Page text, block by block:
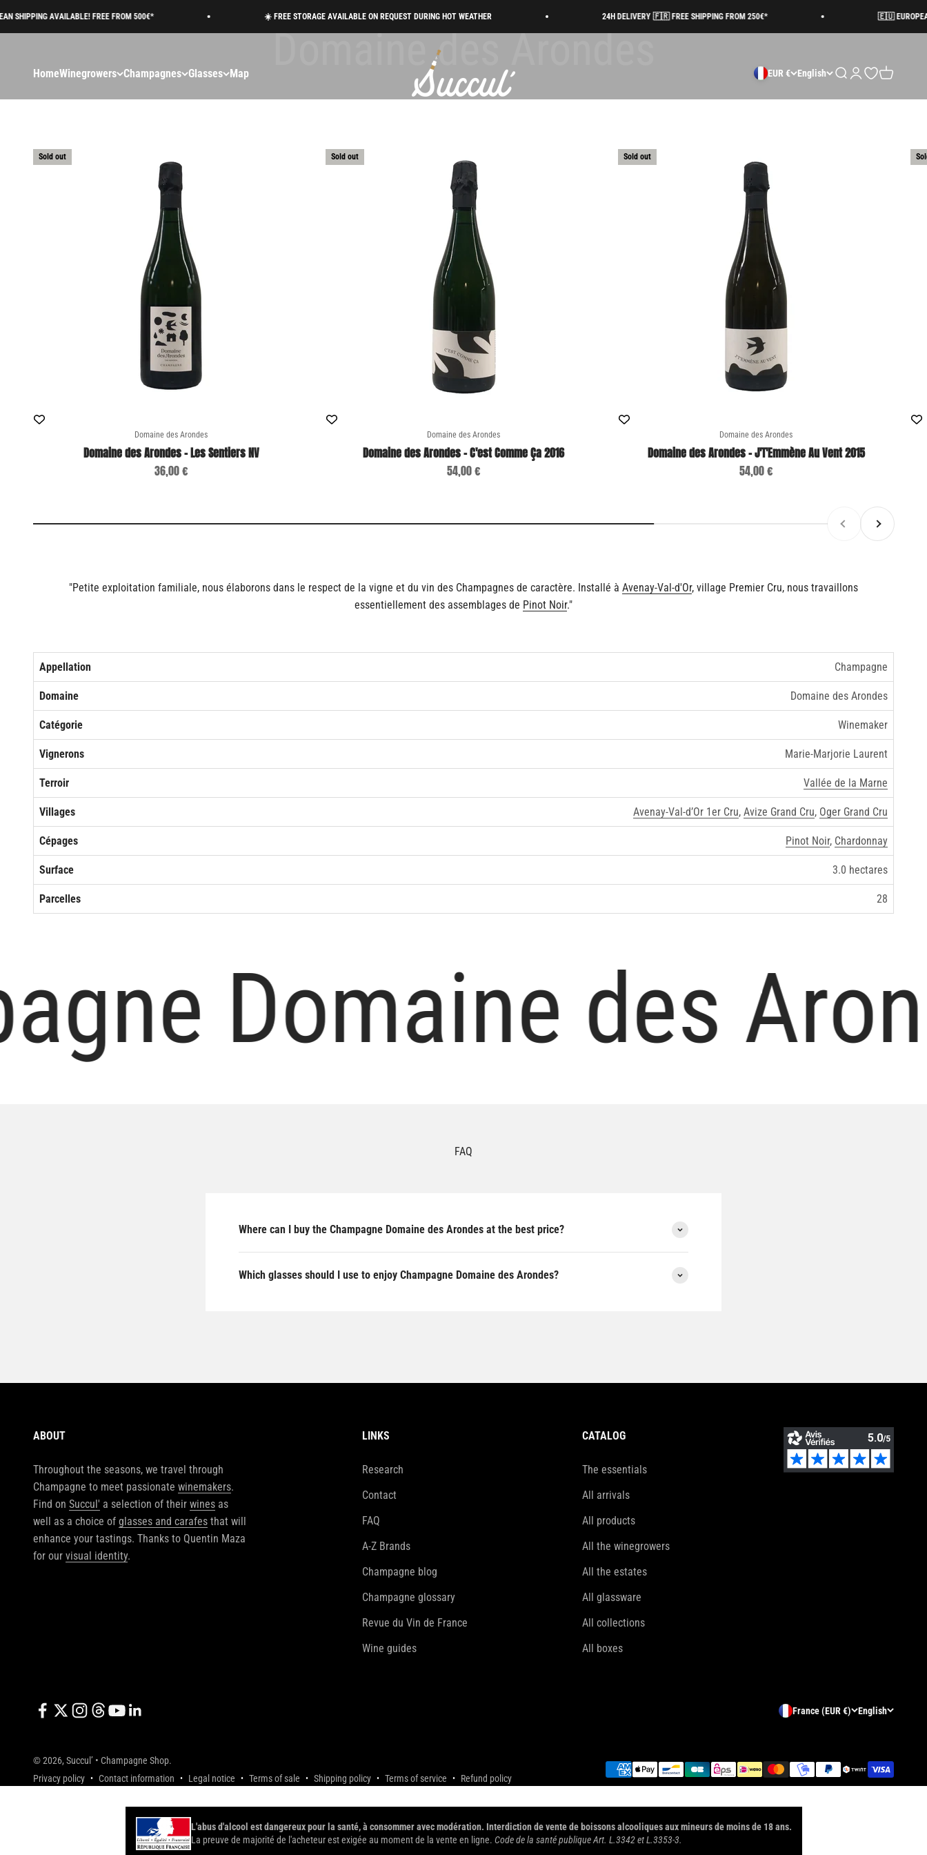
AVAILABLE! FREE FROM 500€* ☀️ FREE STORAGE AVAILABLE ON REQUEST DURING HOT WEATHER 24H DELIVERY 🇫🇷 FREE SHIPPING FROM 250€* 🇪🇺 EUROPEAN
HomeWinegrowers Champagnes Glasses Map
Succul’ • Champagne Shop
EUR € English SearchLoginOpen wishlist
Cart
Sold out
Domaine des Arondes
Domaine des Arondes - Les Sentiers NV
Sale price
36,00 €
Sold out
Domaine des Arondes
Domaine des Arondes - C'est Comme Ça 2016
Sale price
54,00 €
Sold out
Domaine des Arondes
Domaine des Arondes - J'T'Emmène Au Vent 2015
Sale price
54,00 €
PreviousNext
"Petite exploitation familiale, nous élaborons dans le respect de la vigne et du vin des Champagnes de caractère. Installé à Avenay-Val-d'Or, village Premier Cru, nous travaillons
essentiellement des assemblages de Pinot Noir."
Appellation Champagne
Domaine Domaine des Arondes
Catégorie Winemaker
Vignerons Marie-Marjorie Laurent
Terroir Vallée de la Marne
Villages Avenay-Val-d’Or 1er Cru, Avize Grand Cru, Oger Grand Cru
Cépages Pinot Noir, Chardonnay
Surface 3.0 hectares
Parcelles 28
Domaine des
FAQ
Where can I buy the Champagne Domaine des Arondes at the best price?
Which glasses should I use to enjoy Champagne Domaine des Arondes?
ABOUT
Throughout the seasons, we travel through
Champagne to meet passionate winemakers.
Find on Succul' a selection of their wines as
well as a choice of glasses and carafes that will
enhance your tastings. Thanks to Quentin Maza
for our visual identity.
LINKS
Research
Contact
FAQ
A-Z Brands
Champagne blog
Champagne glossary
Revue du Vin de France
Wine guides
CATALOG
The essentials
All arrivals
All products
All the winegrowers
All the estates
All glassware
All collections
All boxes
France (EUR €) English
© 2026, Succul’ • Champagne Shop.
Privacy policy
Contact information Legal notice Terms of sale Shipping policy Terms of service Refund policy
L'abus d'alcool est dangereux pour la santé, à consommer avec modération. Interdiction de vente de boissons alcooliques aux mineurs de moins de 18 ans.
La preuve de majorité de l'acheteur est exigée au moment de la vente en ligne. Code de la santé publique Art. L.3342 et L.3353-3.